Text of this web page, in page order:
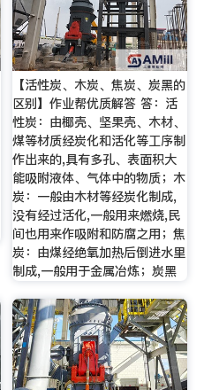
【活性炭、木炭、焦炭、炭黑的
区别】作业帮优质解答 答：活
性炭：由椰壳、坚果壳、木材、
煤等材质经炭化和活化等工序制
作出来的,具有多孔、表面积大
能吸附液体、气体中的物质；木
炭：一般由木材等经炭化制成,
没有经过活化,一般用来燃烧,民
间也用来作吸附和防腐之用；焦
炭：由煤经绝氧加热后倒进水里
制成,一般用于金属冶炼；炭黑